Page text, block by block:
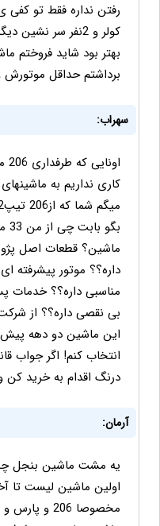
رفتن نداره فقط تو کفی
کولر و 2نفر سر
برداشتم حداقل
سهراب:
کاری نداریم به
ماشین؟ قطعات اصل پژو
داره؟؟ موتور پیشرفته
مناسبی داره؟؟ خدمات
این ماشین دو دهه پیش
انتخاب کنم! اگر جواب
درنگ اقدام به خرید کن
آرمان:
یه مشت ماشین بنجل
اولین ماشین لیست تا
مخصوصا 206